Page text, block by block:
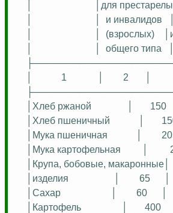
│для
и инвалидов
(взрослых)
общего типа
1 2
│Хлеб ржаной
150
│Хлеб пшеничный
│Мука пшеничная
20
│Мука картофельная
│Крупа, бобовые , макаронные│
│изделия
65
│Сахар
60
│Картофель
400